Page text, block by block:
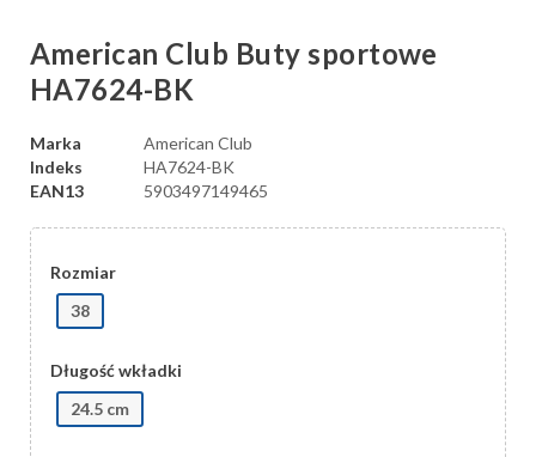
American Club Buty sportowe
HA7624-BK
Marka
American Club
Indeks
HA7624-BK
EAN13
5903497149465
Rozmiar
38
Długość wkładki
24.5 cm